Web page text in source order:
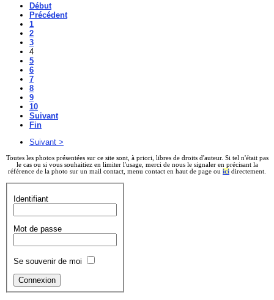
Début
Précédent
1
2
3
4
5
6
7
8
9
10
Suivant
Fin
Suivant >
Toutes les photos présentées sur ce site sont, à priori, libres de droits d'auteur. Si tel n'était pas
le cas ou si vous souhaitiez en limiter l'usage, merci de nous le signaler en précisant la
référence de la photo sur un mail contact, menu contact en haut de page ou ici directement.
Identifiant
Mot de passe
Se souvenir de moi